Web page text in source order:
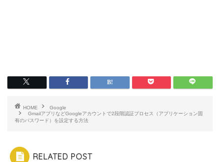
HOME
Google
GmailアプリなどGoogleアカウントで2段階認証プロセス（アプリケーション固
有のパスワード）を設定する方法
RELATED POST